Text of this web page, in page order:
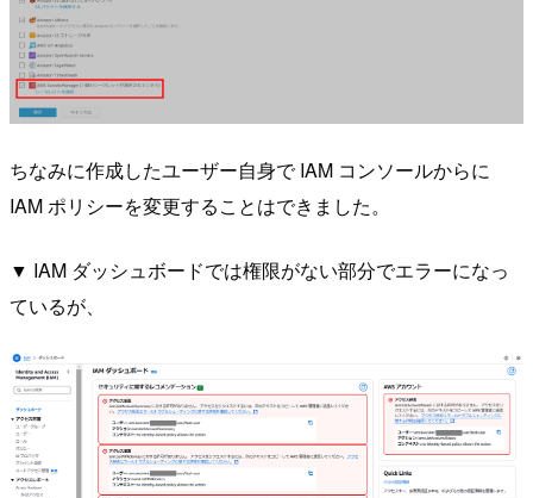
ちなみに作成したユーザー自身で IAM コンソールからに
IAM ポリシーを変更することはできました。
▼ IAM ダッシュボードでは権限がない部分でエラーになっ
ているが、